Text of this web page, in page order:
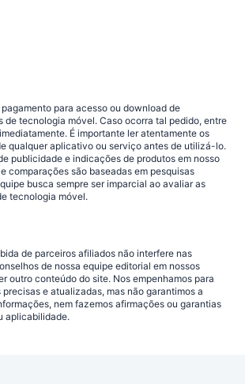
para acesso ou download de
de tecnologia móvel. Caso ocorra tal pedido, entre
É importante ler atentamente os
qualquer aplicativo ou serviço antes de utilizá-lo.
publicidade e indicações de produtos em nosso
comparações são baseadas em pesquisas
busca sempre ser imparcial ao avaliar as
tecnologia móvel.
de parceiros afiliados não interfere nas
de nossa equipe editorial em nossos
outro conteúdo do site. Nos empenhamos para
e atualizadas, mas não garantimos a
nem fazemos afirmações ou garantias
aplicabilidade.